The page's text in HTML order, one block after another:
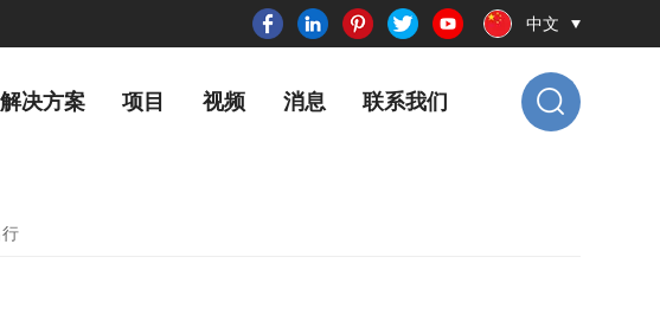
中文
解决方案 项目 视频 消息 联系我们